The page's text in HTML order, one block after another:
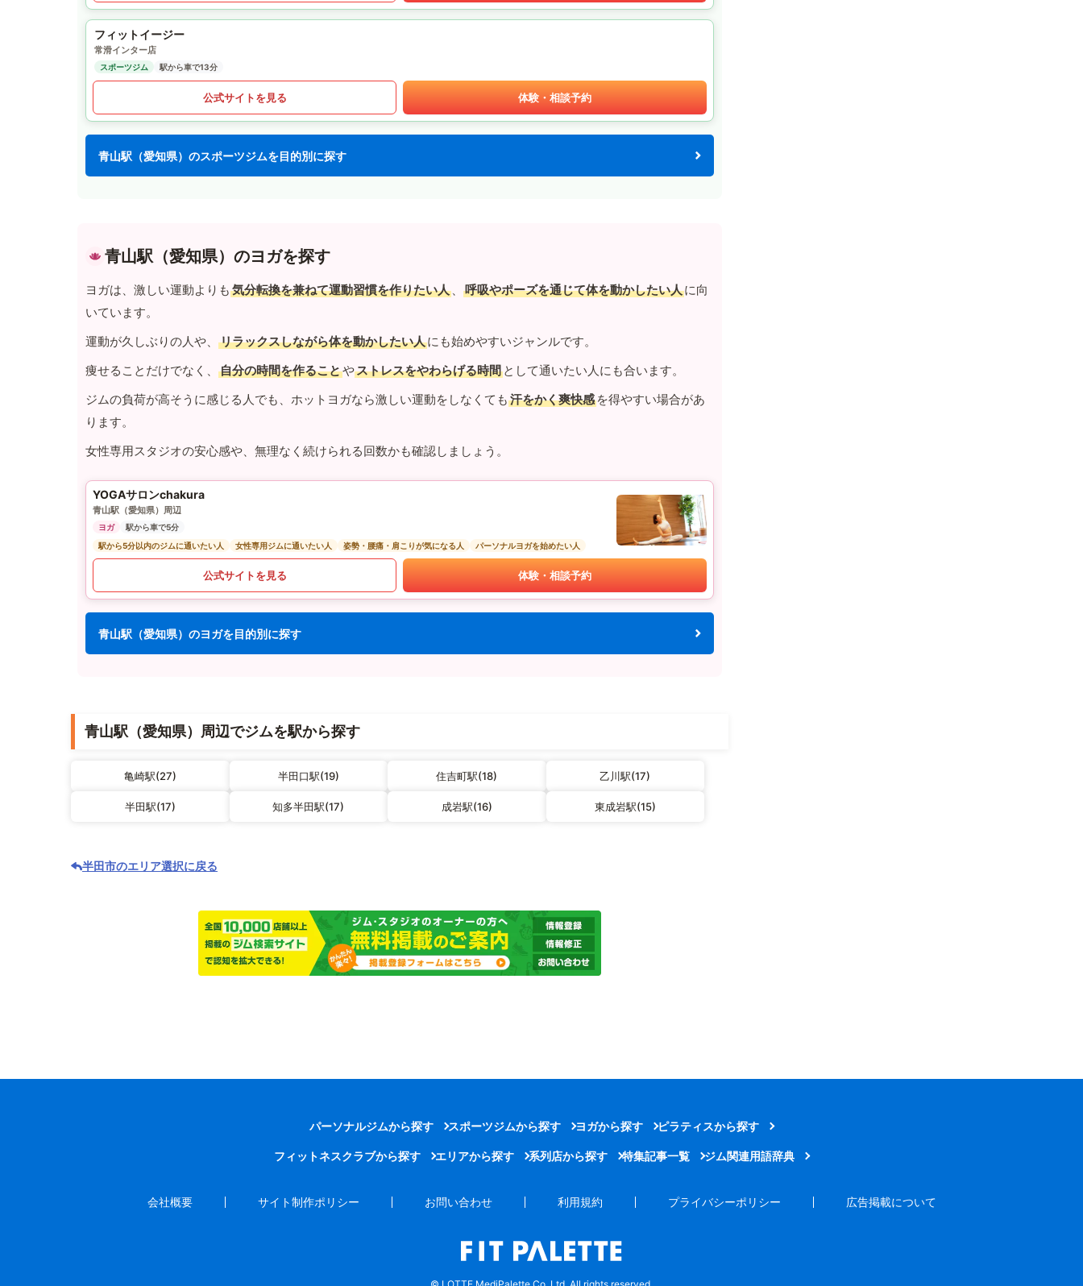
フィットイージー
常滑インター店
スポーツジム 駅から車で13分
公式サイトを見る 体験・相談予約
青山駅（愛知県）のスポーツジムを目的別に探す
青山駅（愛知県）のヨガを探す
ヨガは、激しい運動よりも 気分転換を兼ねて運動習慣を作りたい人 、 呼吸やポーズを通じて体を動かしたい人に向
いています。
運動が久しぶりの人や、
リラックスしながら体を動かしたい人にも始めやすいジャンルです。
痩せることだけでなく、
自分の時間を作ることやストレスをやわらげる時間 として通いたい人にも合います。
ジムの負荷が高そうに感じる人でも、ホットヨガなら激しい運動をしなくても 汗をかく爽快感 を得やすい場合があ
ります。
女性専用スタジオの安心感や、無理なく続けられる回数かも確認しましょう。
YOGAサロンchakura
青山駅（愛知県）周辺
ヨガ
駅から車で5分
駅から5分以内のジムに通いたい人
女性専用ジムに通いたい人 姿勢・腰痛・肩こりが気になる人 パーソナルヨガを始めたい人
公式サイトを見る 体験・相談予約
青山駅（愛知県）のヨガを目的別に探す
青山駅（愛知県）周辺でジムを駅から探す
亀崎駅(27) 半田口駅(19) 住吉町駅(18) 乙川駅(17)
半田駅(17) 知多半田駅(17) 成岩駅(16) 東成岩駅(15)
半田市のエリア選択に戻る
パーソナルジムから探す スポーツジムから探す ヨガから探す ピラティスから探す
フィットネスクラブから探す エリアから探す 系列店から探す 特集記事一覧 ジム関連用語辞典
会社概要 サイト制作ポリシー お問い合わせ 利用規約 プライバシーポリシー 広告掲載について